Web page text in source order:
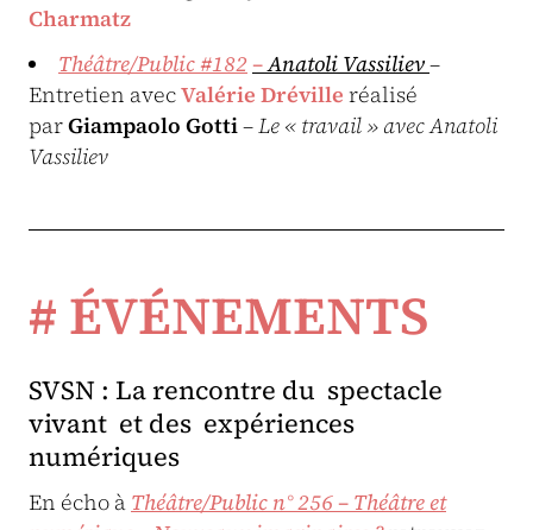
Charmatz
Théâtre/Public #182 –Anatoli Vassiliev–
Entretien avecValérie Dréville réalisé
parGiampaolo Gotti–Le « travail » avec Anatoli
Vassiliev
# ÉVÉNEMENTS
SVSN : La rencontre du spectacle
vivant et des expériences
numériques
En écho à Théâtre/Public n° 256 – Théâtre et